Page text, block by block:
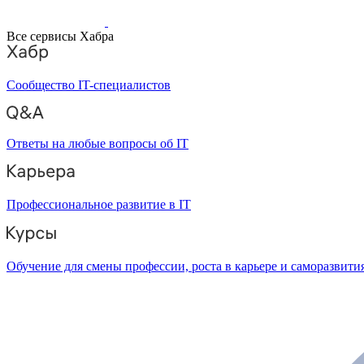
Все сервисы Хабра
Сообщество IT-специалистов
Ответы на любые вопросы об IT
Профессиональное развитие в IT
Обучение для смены профессии, роста в карьере и